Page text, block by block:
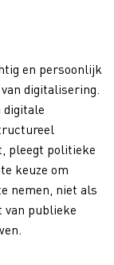
en persoonlijk
digitalisering.
digitale
pleegt politieke
keuze om
nemen, niet als
van publieke